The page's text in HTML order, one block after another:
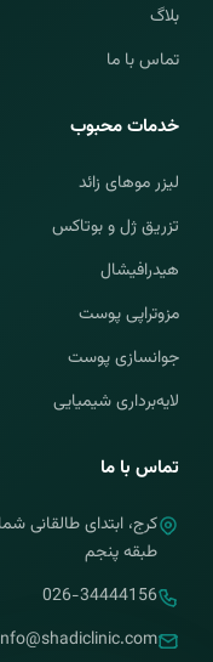
بلاگ
تماس با ما
خدمات محبوب
لیزر موهای زائد
تزریق ژل و بوتاکس
هیدرافیشال
مزوتراپی پوست
جوانسازی پوست
لایه‌برداری شیمیایی
تماس با ما
کرج، ابتدای طالقانی
طبقه پنجم
026-34444156